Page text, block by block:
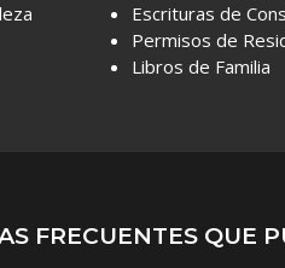
Escrituras de
Permisos de
Libros de Familia
FRECUENTES QUE